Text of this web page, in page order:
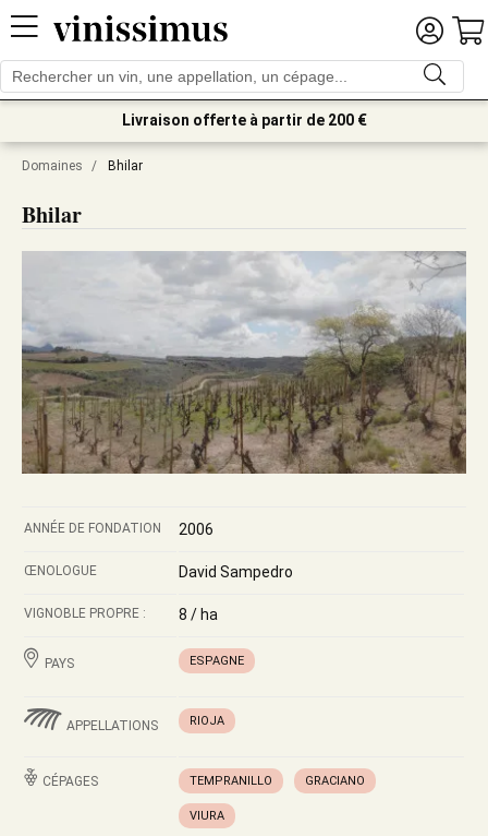
Livraison offerte à partir de 200 €
Domaines / Bhilar
Bhilar
ANNÉE DE FONDATION 2006
ŒNOLOGUE David Sampedro
VIGNOBLE PROPRE : 8 / ha
PAYS ESPAGNE
APPELLATIONS RIOJA
CÉPAGES TEMPRANILLO GRACIANO
VIURA